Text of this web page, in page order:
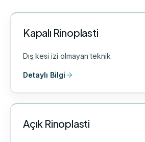
Kapalı Rinoplasti
Dış kesi izi olmayan teknik
Detaylı Bilgi
Açık Rinoplasti